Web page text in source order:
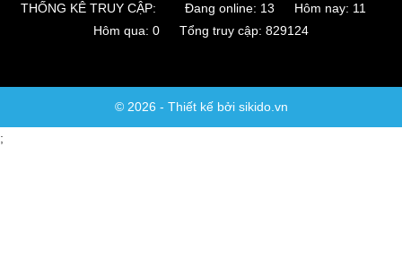
THỐNG KÊ TRUY CẬP:
Đang online: 13 Hôm nay: 11
Hôm qua: 0 Tổng truy cập: 829124
© 2026 - Thiết kế bởi sikido.vn
;